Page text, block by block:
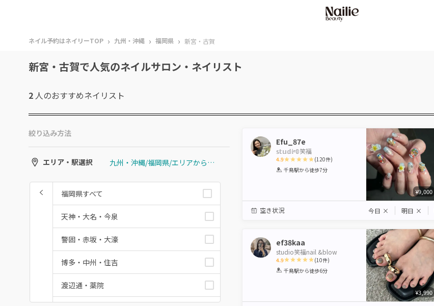
ネイル予約はネイリーTOP › 九州・沖縄 › 福岡県 › 新宮・古賀
新宮・古賀で人気のネイルサロン・ネイリスト
2 人のおすすめネイリスト
絞り込み方法
エリア・駅選択 九州・沖縄/福岡県/エリアから選ぶ/新宮・古賀
福岡県すべて
天神・大名・今泉
警固・赤坂・大濠
博多・中州・住吉
渡辺通・薬院
Efu_87e
𝕤𝕥𝕦𝕕𝕚ᵉ𝟘笑福
4.9
1 2 3 4 5
(120件)
千鳥駅から徒歩7分
¥9,000
空き状況 今日 × 明日 ×
ef38kaa
studio笑福nail &blow
4.9
1 2 3 4 5
(10件)
千鳥駅から徒歩6分
¥3,990